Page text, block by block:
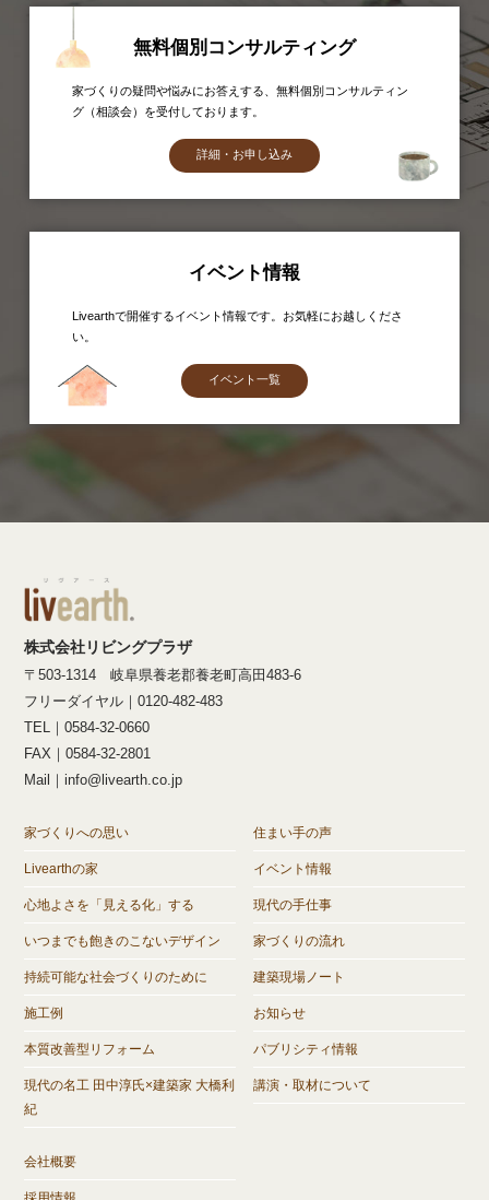
無料個別コンサルティング
家づくりの疑問や悩みにお答えする、無料個別コンサルティン
グ（相談会）を受付しております。
詳細・お申し込み
イベント情報
Livearthで開催するイベント情報です。お気軽にお越しくださ
い。
イベント一覧
株式会社リビングプラザ
〒503-1314 岐阜県養老郡養老町高田483-6
フリーダイヤル｜0120-482-483
TEL｜0584-32-0660
FAX｜0584-32-2801
Mail｜info@livearth.co.jp
家づくりへの思い
Livearthの家
心地よさを「見える化」する
いつまでも飽きのこないデザイン
持続可能な社会づくりのために
施工例
本質改善型リフォーム
現代の名工 田中淳氏×建築家 大橋利
紀
住まい手の声
イベント情報
現代の手仕事
家づくりの流れ
建築現場ノート
お知らせ
パブリシティ情報
講演・取材について
会社概要